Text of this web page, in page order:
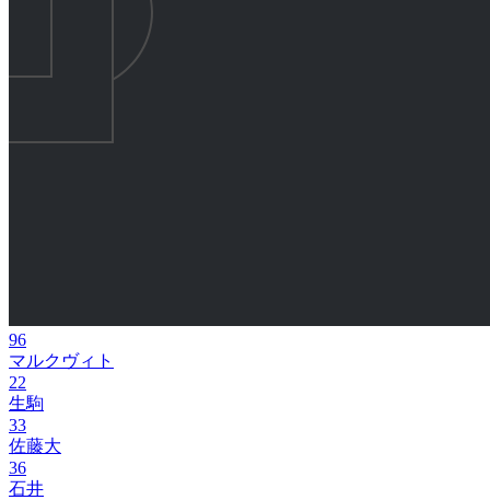
96
マルクヴィト
22
生駒
33
佐藤大
36
石井